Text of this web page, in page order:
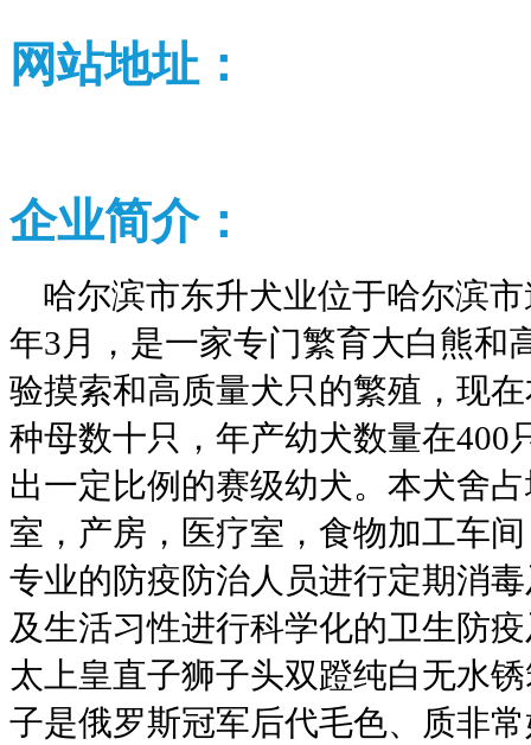
网站地址：
企业简介：
哈尔滨市东升犬业位于哈尔滨
年3月，是一家专门繁育大白熊和
验摸索和高质量犬只的繁殖，现
种母数十只，年产幼犬数量在400
出一定比例的赛级幼犬。本犬舍
室，产房，医疗室，食物加工车
专业的防疫防治人员进行定期消
及生活习性进行科学化的卫生防
太上皇直子狮子头双蹬纯白无水
子是俄罗斯冠军后代毛色、质非